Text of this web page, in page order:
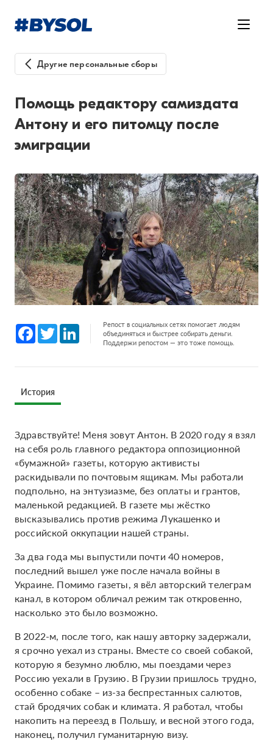
Другие персональные сборы
Помощь редактору самиздата
Антону и его питомцу после
эмиграции
Facebook
Twitter LinkedInРепост в социальных сетях помогает людям
объединяться и быстрее собирать деньги.
Поддержи репостом — это тоже помощь.
История
Здравствуйте! Меня зовут Антон. В 2020 году я взял
на себя роль главного редактора оппозиционной
«бумажной» газеты, которую активисты
раскидывали по почтовым ящикам. Мы работали
подпольно, на энтузиазме, без оплаты и грантов,
маленькой редакцией. В газете мы жёстко
высказывались против режима Лукашенко и
российской оккупации нашей страны.
За два года мы выпустили почти 40 номеров,
последний вышел уже после начала войны в
Украине. Помимо газеты, я вёл авторский телеграм
канал, в котором обличал режим так откровенно,
насколько это было возможно.
В 2022-м, после того, как нашу авторку задержали,
я срочно уехал из страны. Вместе со своей собакой,
которую я безумно люблю, мы поездами через
Россию уехали в Грузию. В Грузии пришлось трудно,
особенно собаке – из-за беспрестанных салютов,
стай бродячих собак и климата. Я работал, чтобы
накопить на переезд в Польшу, и весной этого года,
наконец, получил гуманитарную визу.